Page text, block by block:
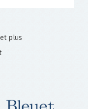
plus